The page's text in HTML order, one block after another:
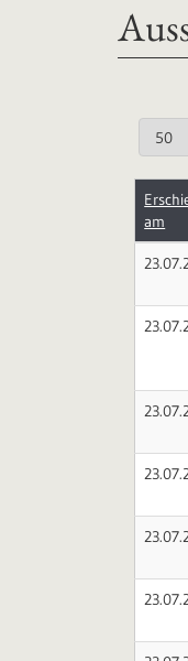
am